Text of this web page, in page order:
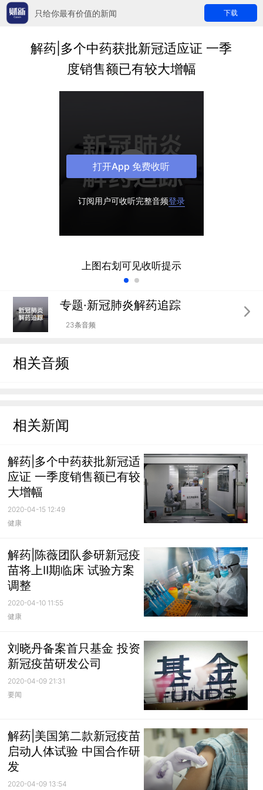
只给你最有价值的新闻 下载
解药|多个中药获批新冠适应证 一季
度销售额已有较大增幅
订阅用户可收听完整音频登录
打开App 免费收听
上图右划可见收听提示
专题·新冠肺炎解药追踪
23条音频
相关音频
相关新闻
解药|多个中药获批新冠适
应证 一季度销售额已有较
大增幅
2020-04-15 12:49
健康
解药|陈薇团队参研新冠疫
苗将上Ⅱ期临床 试验方案
调整
2020-04-10 11:55
健康
刘晓丹备案首只基金 投资
新冠疫苗研发公司
2020-04-09 21:31
要闻
解药|美国第二款新冠疫苗
启动人体试验 中国合作研
发
2020-04-09 13:54